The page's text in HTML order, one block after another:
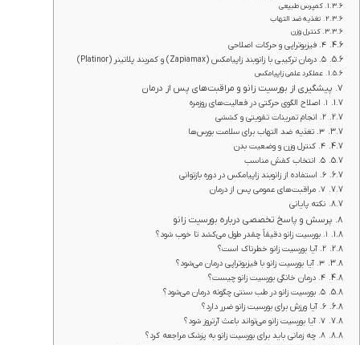
کمپرس طبیعی
تغذیه ضد التهاب
کنترل وزن
عملکرد علمی زاپیامکس
پیشگیری از بورسیت زانو و مراقبت‌های پس از درمان
نکته پایانی
پرسش و پاسخ تخصصی درباره بورسیت زانو